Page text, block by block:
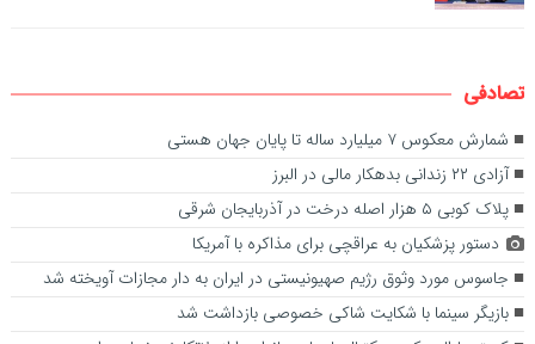
تصادفی
شمارش معکوس ۷ میلیارد ساله تا پایان جهان هستی
آزادی ۲۲ زندانی بدهکار مالی در البرز
پلاک کوبی ۵ هزار اصله درخت در آذربایجان شرقی
دستور پزشکیان به عراقچی برای مذاکره با آمریکا
جاسوس مورد وثوق رژیم صهیونیستی در ایران به دار مجازات آویخته شد
بازیگر سینما با شکایت شاکی خصوصی بازداشت شد